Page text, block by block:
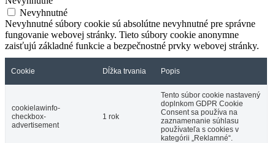
Nevyhnutné
Nevyhnutné súbory cookie sú absolútne nevyhnutné pre správne
fungovanie webovej stránky. Tieto súbory cookie anonymne
zaisťujú základné funkcie a bezpečnostné prvky webovej stránky.
Cookie Dĺžka trvania Popis
cookielawinfo-
checkbox-
advertisement
1 rok
Tento súbor cookie nastavený
doplnkom GDPR Cookie
Consent sa používa na
zaznamenanie súhlasu
používateľa s cookies v
kategórii „Reklamné“.